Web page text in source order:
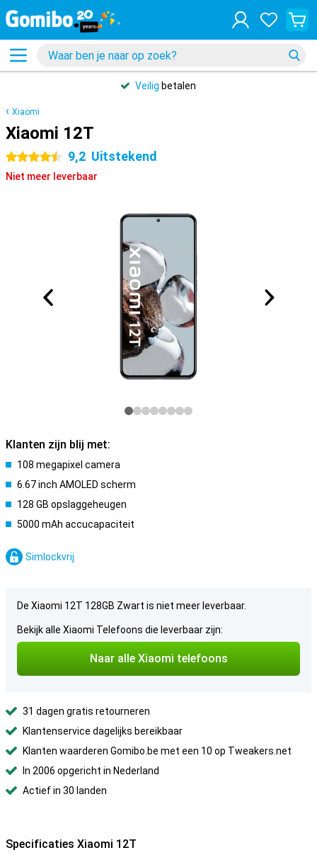
Veilig betalen
Xiaomi
Xiaomi 12T
4.5 sterren 9,2 Uitstekend
Niet meer leverbaar
Klanten zijn blij met:
108 megapixel camera
6.67 inch AMOLED scherm
128 GB opslaggeheugen
5000 mAh accucapaciteit
Simlockvrij
De Xiaomi 12T 128GB Zwart is niet meer leverbaar.
Bekijk alle Xiaomi Telefoons die leverbaar zijn:
Naar alle Xiaomi telefoons
31 dagen gratis retourneren
Klantenservice dagelijks bereikbaar
Klanten waarderen Gomibo.be met een 10 op Tweakers.net
In 2006 opgericht in Nederland
Actief in 30 landen
Specificaties Xiaomi 12T